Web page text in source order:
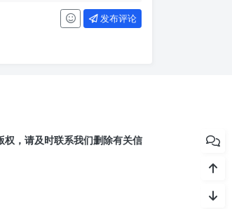
发布评论
，请及时联系我们删除有关信